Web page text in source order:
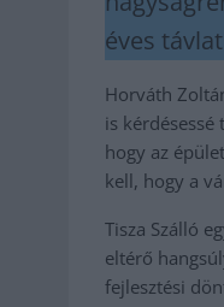
éves
Horváth
is
hogy az
kell, hogy a
Tisza Szálló
eltérő
fejlesztési